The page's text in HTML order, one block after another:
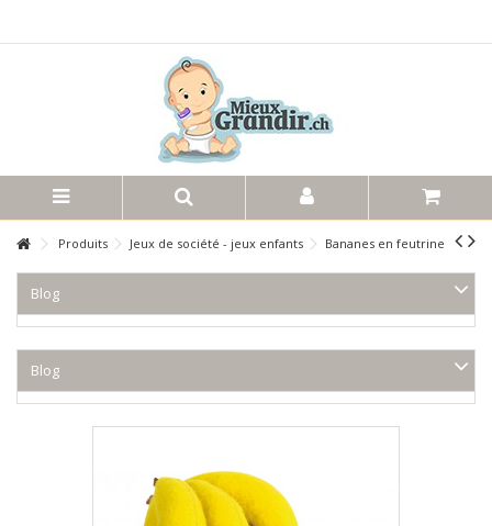
Produits Jeux de société - jeux enfants Bananes en feutrine
Blog
Blog